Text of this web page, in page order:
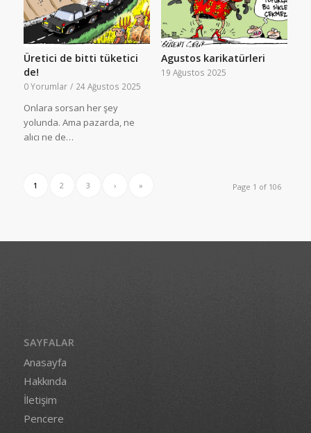
Üretici de bitti tüketici
de!
0 Yorumlar / 24 Ağustos 2025
Onlara sorsan her şey
yolunda. Ama pazarda, ne
alıcı ne de…
Agustos karikatürleri
19 Ağustos 2025
Page 1 of 106
1 2 3 › »
SAYFALAR
Anasayfa
Hakkında
İletişim
Pencere